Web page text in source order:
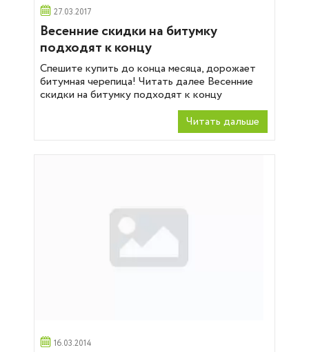
27.03.2017
Весенние скидки на битумку
подходят к концу
Спешите купить до конца месяца, дорожает
битумная черепица! Читать далее Весенние
скидки на битумку подходят к концу
Читать дальше
16.03.2014